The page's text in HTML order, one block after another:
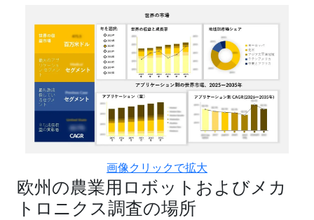
画像クリックで拡大
欧州の農業用ロボットおよびメカ
トロニクス調査の場所